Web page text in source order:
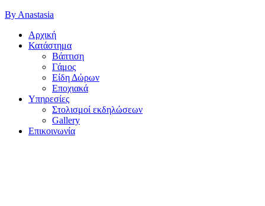
By Anastasia
Αρχική
Κατάστημα
Βάπτιση
Γάμος
Είδη Δώρων
Εποχιακά
Υπηρεσίες
Στολισμοί εκδηλώσεων
Gallery
Επικοινωνία